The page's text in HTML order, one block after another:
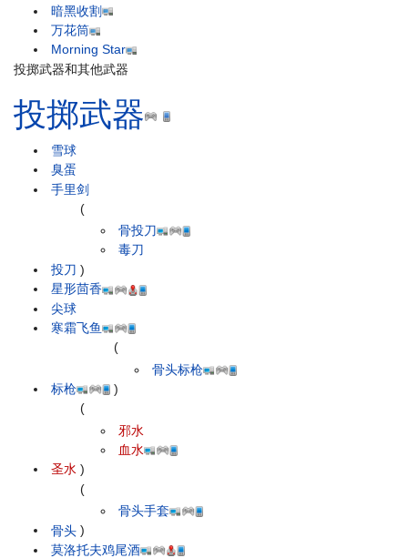
暗黑收割
万花筒
Morning Star
投掷武器和其他武器
投掷武器
雪球
臭蛋
手里剑
投刀
(
骨投刀
毒刀
)
星形茴香
尖球
寒霜飞鱼
标枪
(
骨头标枪
)
圣水
(
邪水
血水
)
骨头
(
骨头手套
)
莫洛托夫鸡尾酒